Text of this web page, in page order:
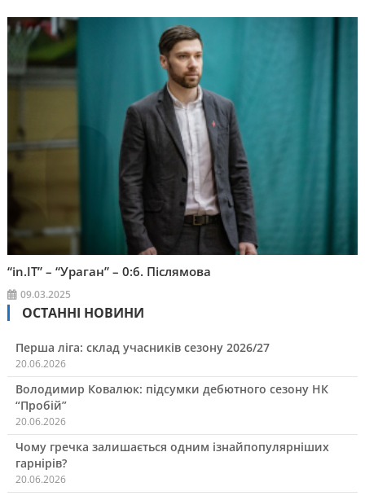
“in.IT” – “Ураган” – 0:6. Післямова
09.03.2025
ОСТАННІ НОВИНИ
Перша ліга: склад учасників сезону 2026/27
20.06.2026
Володимир Ковалюк: підсумки дебютного сезону НК
“Пробій”
20.06.2026
Чому гречка залишається одним ізнайпопулярніших
гарнірів?
20.06.2026